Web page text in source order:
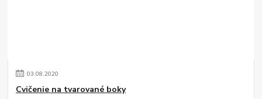
03.08.2020
Cvičenie na tvarované boky